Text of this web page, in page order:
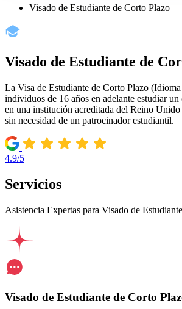
Visado de Estudiante de Corto Plazo
Visado de Estudiante de
La Visa de Estudiante de Corto Plazo
individuos de 16 años en adelante estudiar
en una institución acreditada del Reino Unido
sin necesidad de un patrocinador estudiantil.
4.9/5
Servicios
Asistencia Expertas para Visado de
Visado de Estudiante de Corto